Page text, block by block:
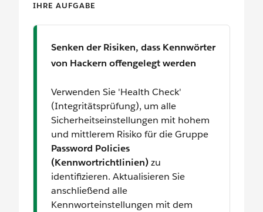
IHRE AUFGABE
Senken der Risiken, dass Kennwörter
von Hackern offengelegt werden
Verwenden Sie 'Health Check'
(Integritätsprüfung), um alle
Sicherheitseinstellungen mit hohem
und mittlerem Risiko für die Gruppe
Password Policies
(Kennwortrichtlinien)zu
identifizieren. Aktualisieren Sie
anschließend alle
Kennworteinstellungen mit dem